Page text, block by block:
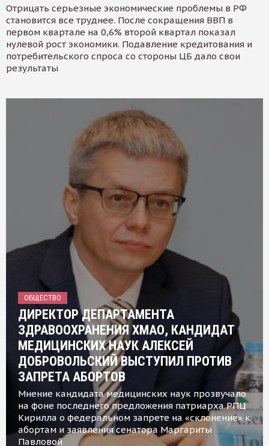
Отрицать серьезные экономические проблемы в РФ
становится все труднее. После сокращения ВВП в
первом квартале на 0,6% второй квартал показал
нулевой рост экономики. Подавление кредитования и
потребительского спроса со стороны ЦБ дало свои
результаты
ОБЩЕСТВО
ДИРЕКТОР ДЕПАРТАМЕНТА
ЗДРАВООХРАНЕНИЯ ХМАО, КАНДИДАТ
МЕДИЦИНСКИХ НАУК АЛЕКСЕЙ
ДОБРОВОЛЬСКИЙ ВЫСТУПИЛ ПРОТИВ
ЗАПРЕТА АБОРТОВ
Мнение кандидата медицинских наук прозвучало
на фоне последнего предложения патриарха РПЦ
Кирилла о федеральном запрете на «склонение» к
абортам и заявления сенатора Маргариты
Павловой